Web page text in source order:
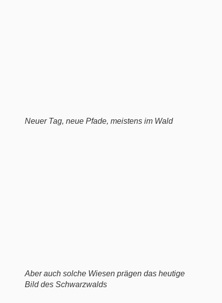
Neuer Tag, neue Pfade, meistens im Wald
Aber auch solche Wiesen prägen das heutige
Bild des Schwarzwalds